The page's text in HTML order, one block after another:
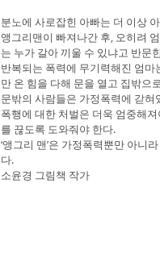
분노에 사로잡힌 아빠는 더 이상
앵그리맨이 빠져나간 후, 오히려
는 누가 갈아 끼울 수 있냐고 반문
반복되는 폭력에 무기력해진 엄
만 온 힘을 다해 문을 열고 집밖으
문밖의 사람들은 가정폭력에 갇
폭행에 대한 처벌은 더욱 엄중해
를 끊도록 도와줘야 한다.
‘앵그리 맨’은 가정폭력뿐만 아니
다.
소윤경 그림책 작가